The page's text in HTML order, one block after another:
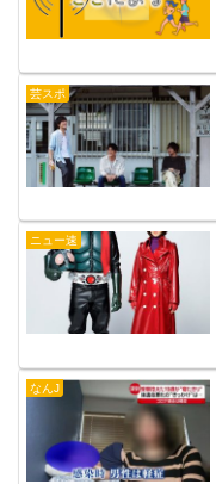
芸スポ
ニュー速
なんJ